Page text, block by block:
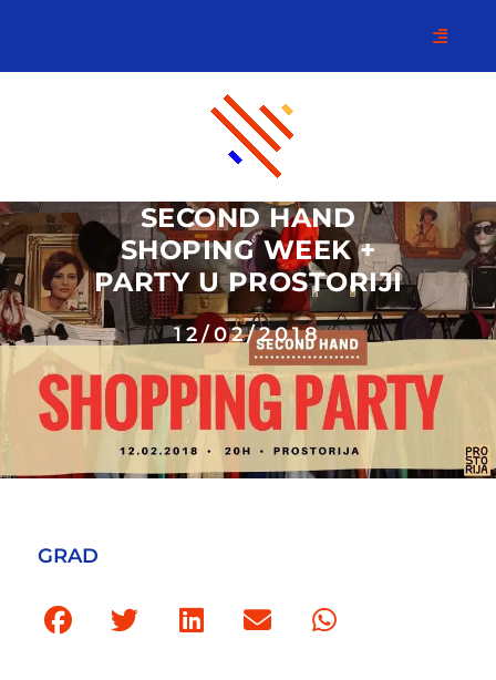
SECOND HAND
SHOPING WEEK +
PARTY U PROSTORIJI
12/02/2018
GRAD